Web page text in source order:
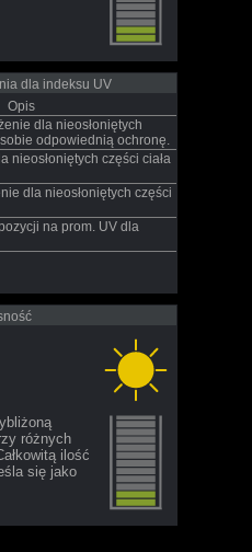
dla indeksu UV
Opis
dla nieosłoniętych
odpowiednią ochronę.
nieosłoniętych części ciała
dla nieosłoniętych części
na prom. UV dla
różnych
ilość
się jako